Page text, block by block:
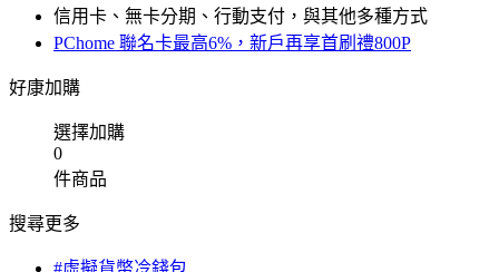
信用卡、無卡分期、行動支付，與其他多種方式
PChome 聯名卡最高6%，新戶再享首刷禮800P
好康加購
選擇加購
0
件商品
搜尋更多